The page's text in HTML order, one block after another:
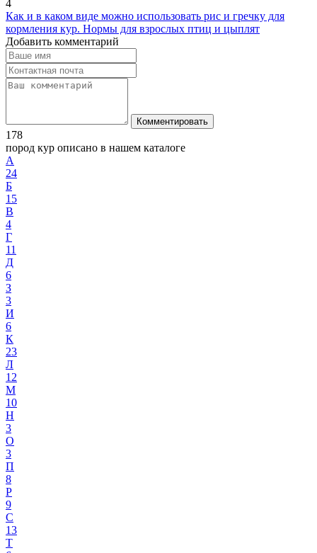
4
Как и в каком виде можно использовать рис и гречку для
кормления кур. Нормы для взрослых птиц и цыплят
Добавить комментарий
Комментировать
178
пород кур описано в нашем каталоге
А
24
Б
15
В
4
Г
11
Д
6
З
3
И
6
К
23
Л
12
М
10
Н
3
О
3
П
8
Р
9
С
13
Т